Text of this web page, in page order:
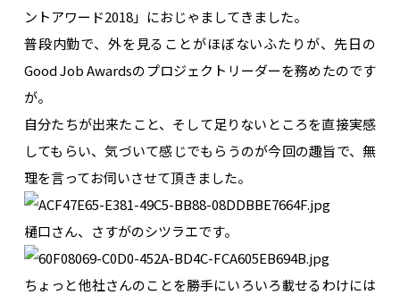
ントアワード2018」におじゃましてきました。
普段内勤で、外を見ることがほぼないふたりが、先日の
Good Job Awardsのプロジェクトリーダーを務めたのです
が。
自分たちが出来たこと、そして足りないところを直接実感
してもらい、気づいて感じでもらうのが今回の趣旨で、無
理を言ってお伺いさせて頂きました。
樋口さん、さすがのシツラエです。
ちょっと他社さんのことを勝手にいろいろ載せるわけには